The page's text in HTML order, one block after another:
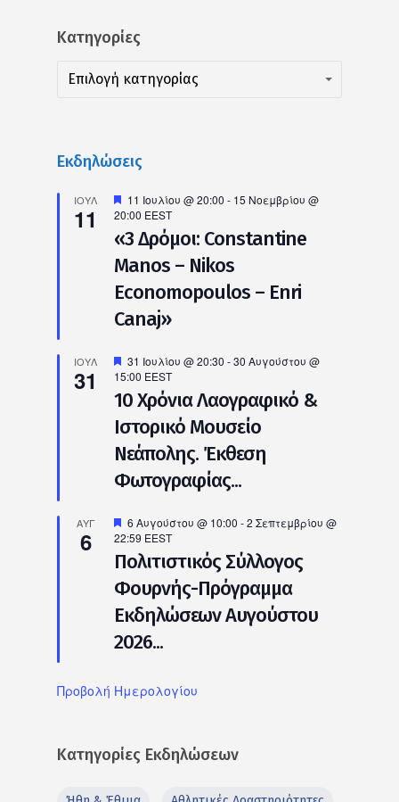
Kατηγορίες
Kατηγορίες
Επιλογή κατηγορίας
Kατηγορίες
Εκδηλώσεις
ΙΟΎΛ
11
Προτεινόμενο
11 Ιουλίου @ 20:00 - 15 Νοεμβρίου @
20:00 EEST
«3 Δρόμοι: Constantine
Manos – Nikos
Economopoulos – Enri
Canaj»
ΙΟΎΛ
31
Προτεινόμενο
31 Ιουλίου @ 20:30 -30 Αυγούστου @
15:00 EEST
10 Χρόνια Λαογραφικό &
Ιστορικό Μουσείο
Νεάπολης. Έκθεση
Φωτογραφίας...
ΑΥΓ
6
Προτεινόμενο
6 Αυγούστου @ 10:00 -2 Σεπτεμβρίου @
22:59 EEST
Πολιτιστικός Σύλλογος
Φουρνής-Πρόγραμμα
Εκδηλώσεων Αυγούστου
2026...
Προβολή Ημερολογίου
Κατηγορίες Εκδηλώσεων